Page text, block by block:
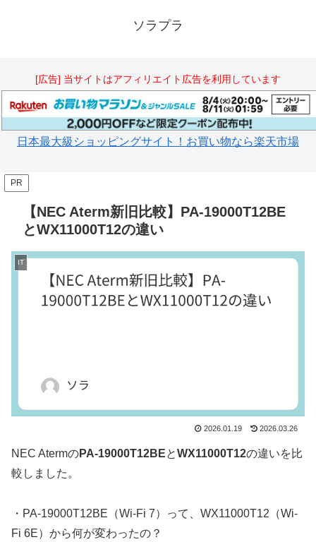
ソラプラ
[広告] 当サイトはアフィリエイト広告を利用しています
日本最大級ショッピングサイト！お買い物なら楽天市場
PR
【NEC Aterm新旧比較】PA-19000T12BE
とWX11000T12の違い
IT
2026.01.19 2026.03.26
NEC AtermのPA-19000T12BEとWX11000T12の違いを比
較しました。
・PA-19000T12BE（Wi-Fi 7）って、WX11000T12（Wi-
Fi 6E）から何が変わったの？